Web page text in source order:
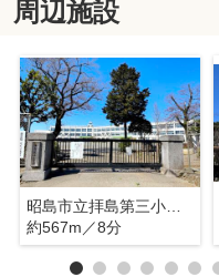
周辺施設
昭島市立拝島第三小学校
約567m／8分